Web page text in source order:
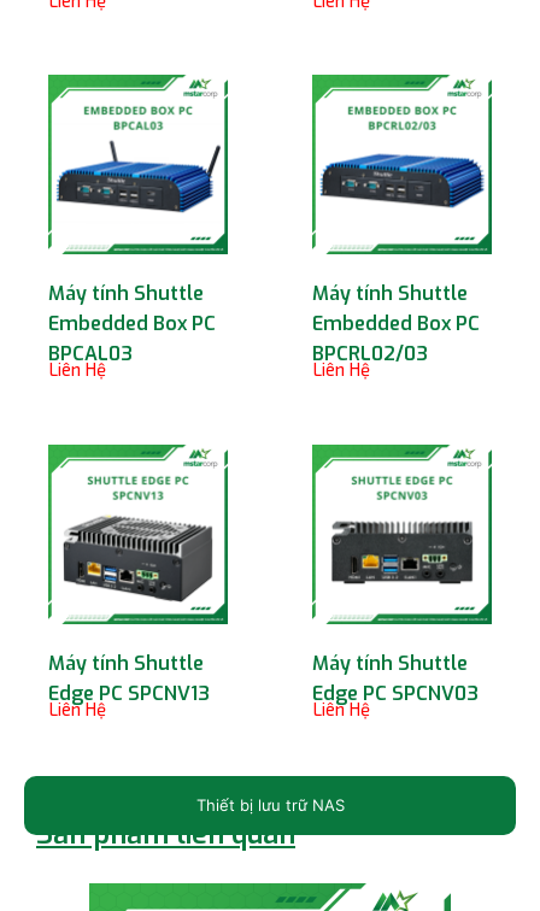
Máy tính Shuttle
Embedded Box PC
BPCAL03
Liên Hệ
Máy tính Shuttle
Embedded Box PC
BPCRL02/03
Liên Hệ
Máy tính Shuttle
Edge PC SPCNV13
Liên Hệ
Máy tính Shuttle
Edge PC SPCNV03
Liên Hệ
Sản phẩm liên quan
Thiết bị lưu trữ NAS